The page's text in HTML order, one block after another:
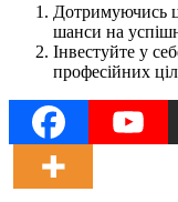
Дотримуючись
шанси на
Інвестуйте у
професійних